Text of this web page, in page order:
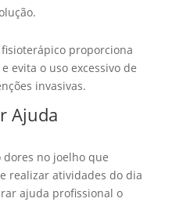
proporciona
evita o uso excessivo de
invasivas.
Ajuda
dores no joelho que
realizar atividades do dia
ajuda profissional o